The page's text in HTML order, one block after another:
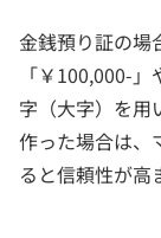
金銭預り証の場
「￥100,000-
字（大字）を用
作った場合は、
ると信頼性が高